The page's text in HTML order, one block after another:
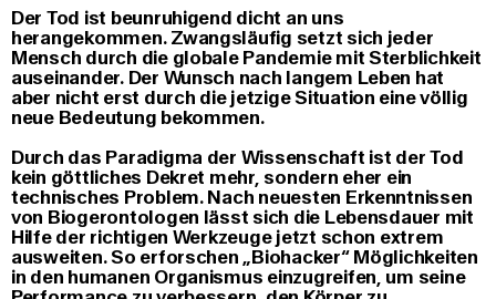
Der Tod ist beunruhigend dicht an uns
herangekommen. Zwangsläufig setzt sich jeder
Mensch durch die globale Pandemie mit Sterblichkeit
auseinander. Der Wunsch nach langem Leben hat
aber nicht erst durch die jetzige Situation eine völlig
neue Bedeutung bekommen.
Durch das Paradigma der Wissenschaft ist der Tod
kein göttliches Dekret mehr, sondern eher ein
technisches Problem. Nach neuesten Erkenntnissen
von Biogerontologen lässt sich die Lebensdauer mit
Hilfe der richtigen Werkzeuge jetzt schon extrem
ausweiten. So erforschen „Biohacker“ Möglichkeiten
in den humanen Organismus einzugreifen, um seine